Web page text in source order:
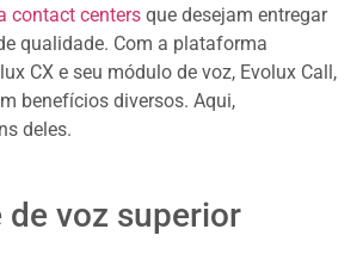
contact centers que desejam entregar
qualidade. Com a plataforma
CX e seu módulo de voz, Evolux Call,
benefícios diversos. Aqui,
deles.
de voz superior